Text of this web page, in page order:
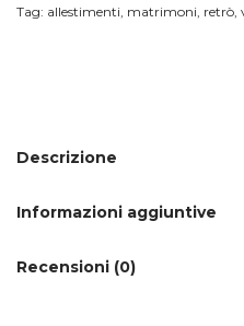
Tag: allestimenti, matrimoni, retrò,
Descrizione
Informazioni aggiuntive
Recensioni (0)